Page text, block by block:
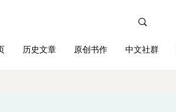
历史文章 原创书作 中文社群